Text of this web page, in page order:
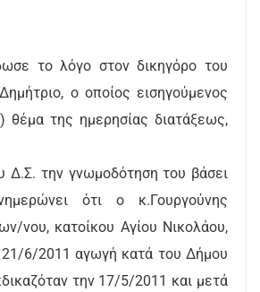
το λόγο στον δικηγόρο του
ο οποίος εισηγούμενος
θέμα της ημερησίας διατάξεως,
Δ.Σ. την γνωμοδότηση του βάσει
ότι ο κ.Γουργούνης
νου, κατοίκου Αγίου Νικολάου,
6/2011 αγωγή κατά του Δήμου
την 17/5/2011 και μετά